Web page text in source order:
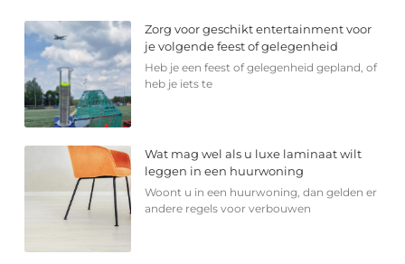
Zorg voor geschikt entertainment voor
je volgende feest of gelegenheid
Heb je een feest of gelegenheid gepland, of
heb je iets te
Wat mag wel als u luxe laminaat wilt
leggen in een huurwoning
Woont u in een huurwoning, dan gelden er
andere regels voor verbouwen